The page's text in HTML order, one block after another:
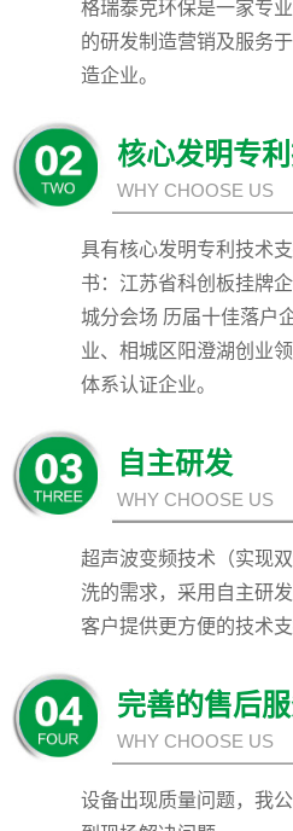
格瑞泰克环保是一家专
的研发制造营销及服务
造企业。
核心发明专
WHY CHOOSE US
具有核心发明专利技术
书：江苏省科创板挂牌
城分会场 历届十佳落户
业、相城区阳澄湖创业
体系认证企业。
自主研发
WHY CHOOSE US
超声波变频技术（实现
洗的需求，采用自主研
客户提供更方便的技术支
完善的售后
WHY CHOOSE US
设备出现质量问题，我